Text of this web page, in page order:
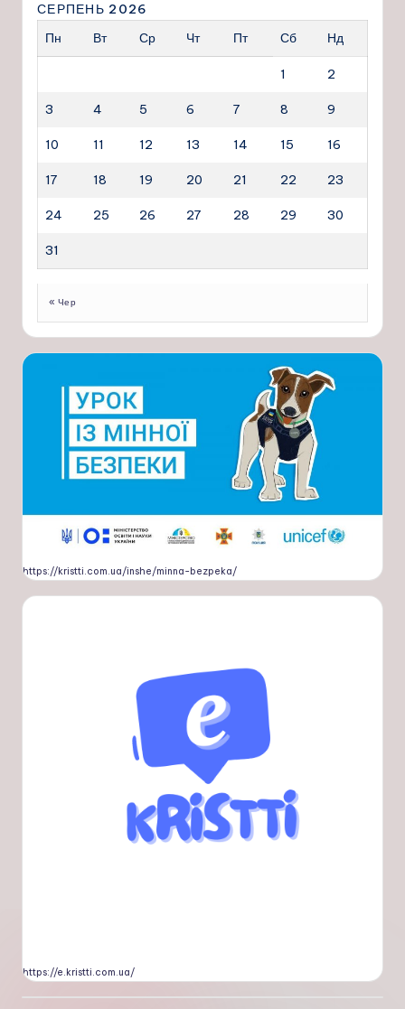
СЕРПЕНЬ 2026
Пн
Вт Ср Чт Пт Сб Нд
1 2
3 4 5 6 7 8 9
10 11 12 13 14 15 16
17 18 19 20 21 22 23
24 25 26 27 28 29 30
31
« Чер
https://kristti.com.ua/inshe/minna-bezpeka/
https://e.kristti.com.ua/